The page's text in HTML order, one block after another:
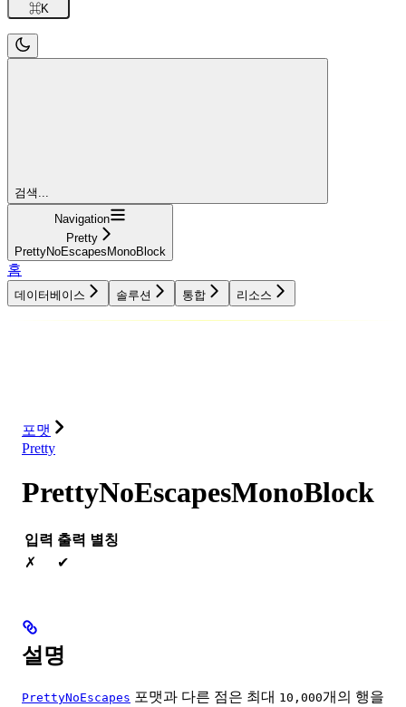
⌘K
검색...
Navigation
Pretty
PrettyNoEscapesMonoBlock
홈
데이터베이스 솔루션 통합 리소스
포맷
Pretty
PrettyNoEscapesMonoBlock
입력 출력 별칭
✗
✔
설명
PrettyNoEscapes 포맷과 다른 점은 최대 10,000개의 행을